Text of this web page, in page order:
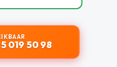
019 50 98